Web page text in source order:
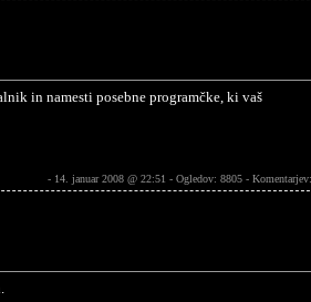
in namesti posebne programčke, ki vaš
- 14. januar 2008 @ 22:51 - Ogledov: 8805 -